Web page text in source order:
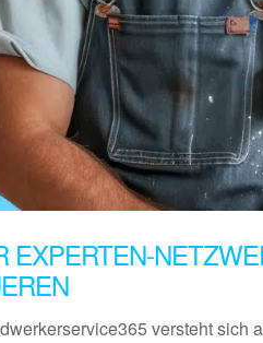
EXPERTEN-
versteht sich